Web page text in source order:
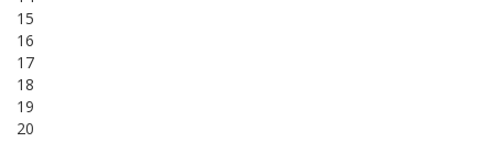
15
16
17
18
19
20